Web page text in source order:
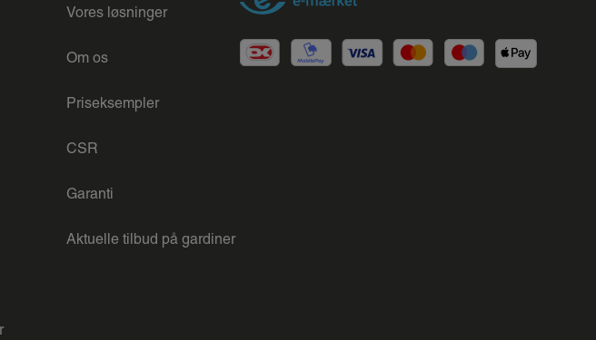
Vores løsninger
Om os
Priseksempler
CSR
Garanti
Aktuelle tilbud på gardiner